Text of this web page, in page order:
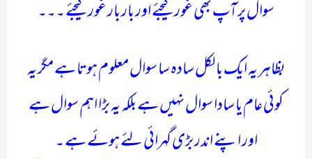
سوال پر آپ بھی غور کیجئے اور بار بار غور کیجئے ۔۔۔
بظاہر یہ ایک بالکل سادہ سا سوال معلوم ہوتا ہے مگر یہ
کوئی عام یا سادا سوال نہیں ہے بلکہ یہ بڑا اہم سوال ہے
اور اپنے اندر بڑی گہرائی لئے ہوئے ہے ۔